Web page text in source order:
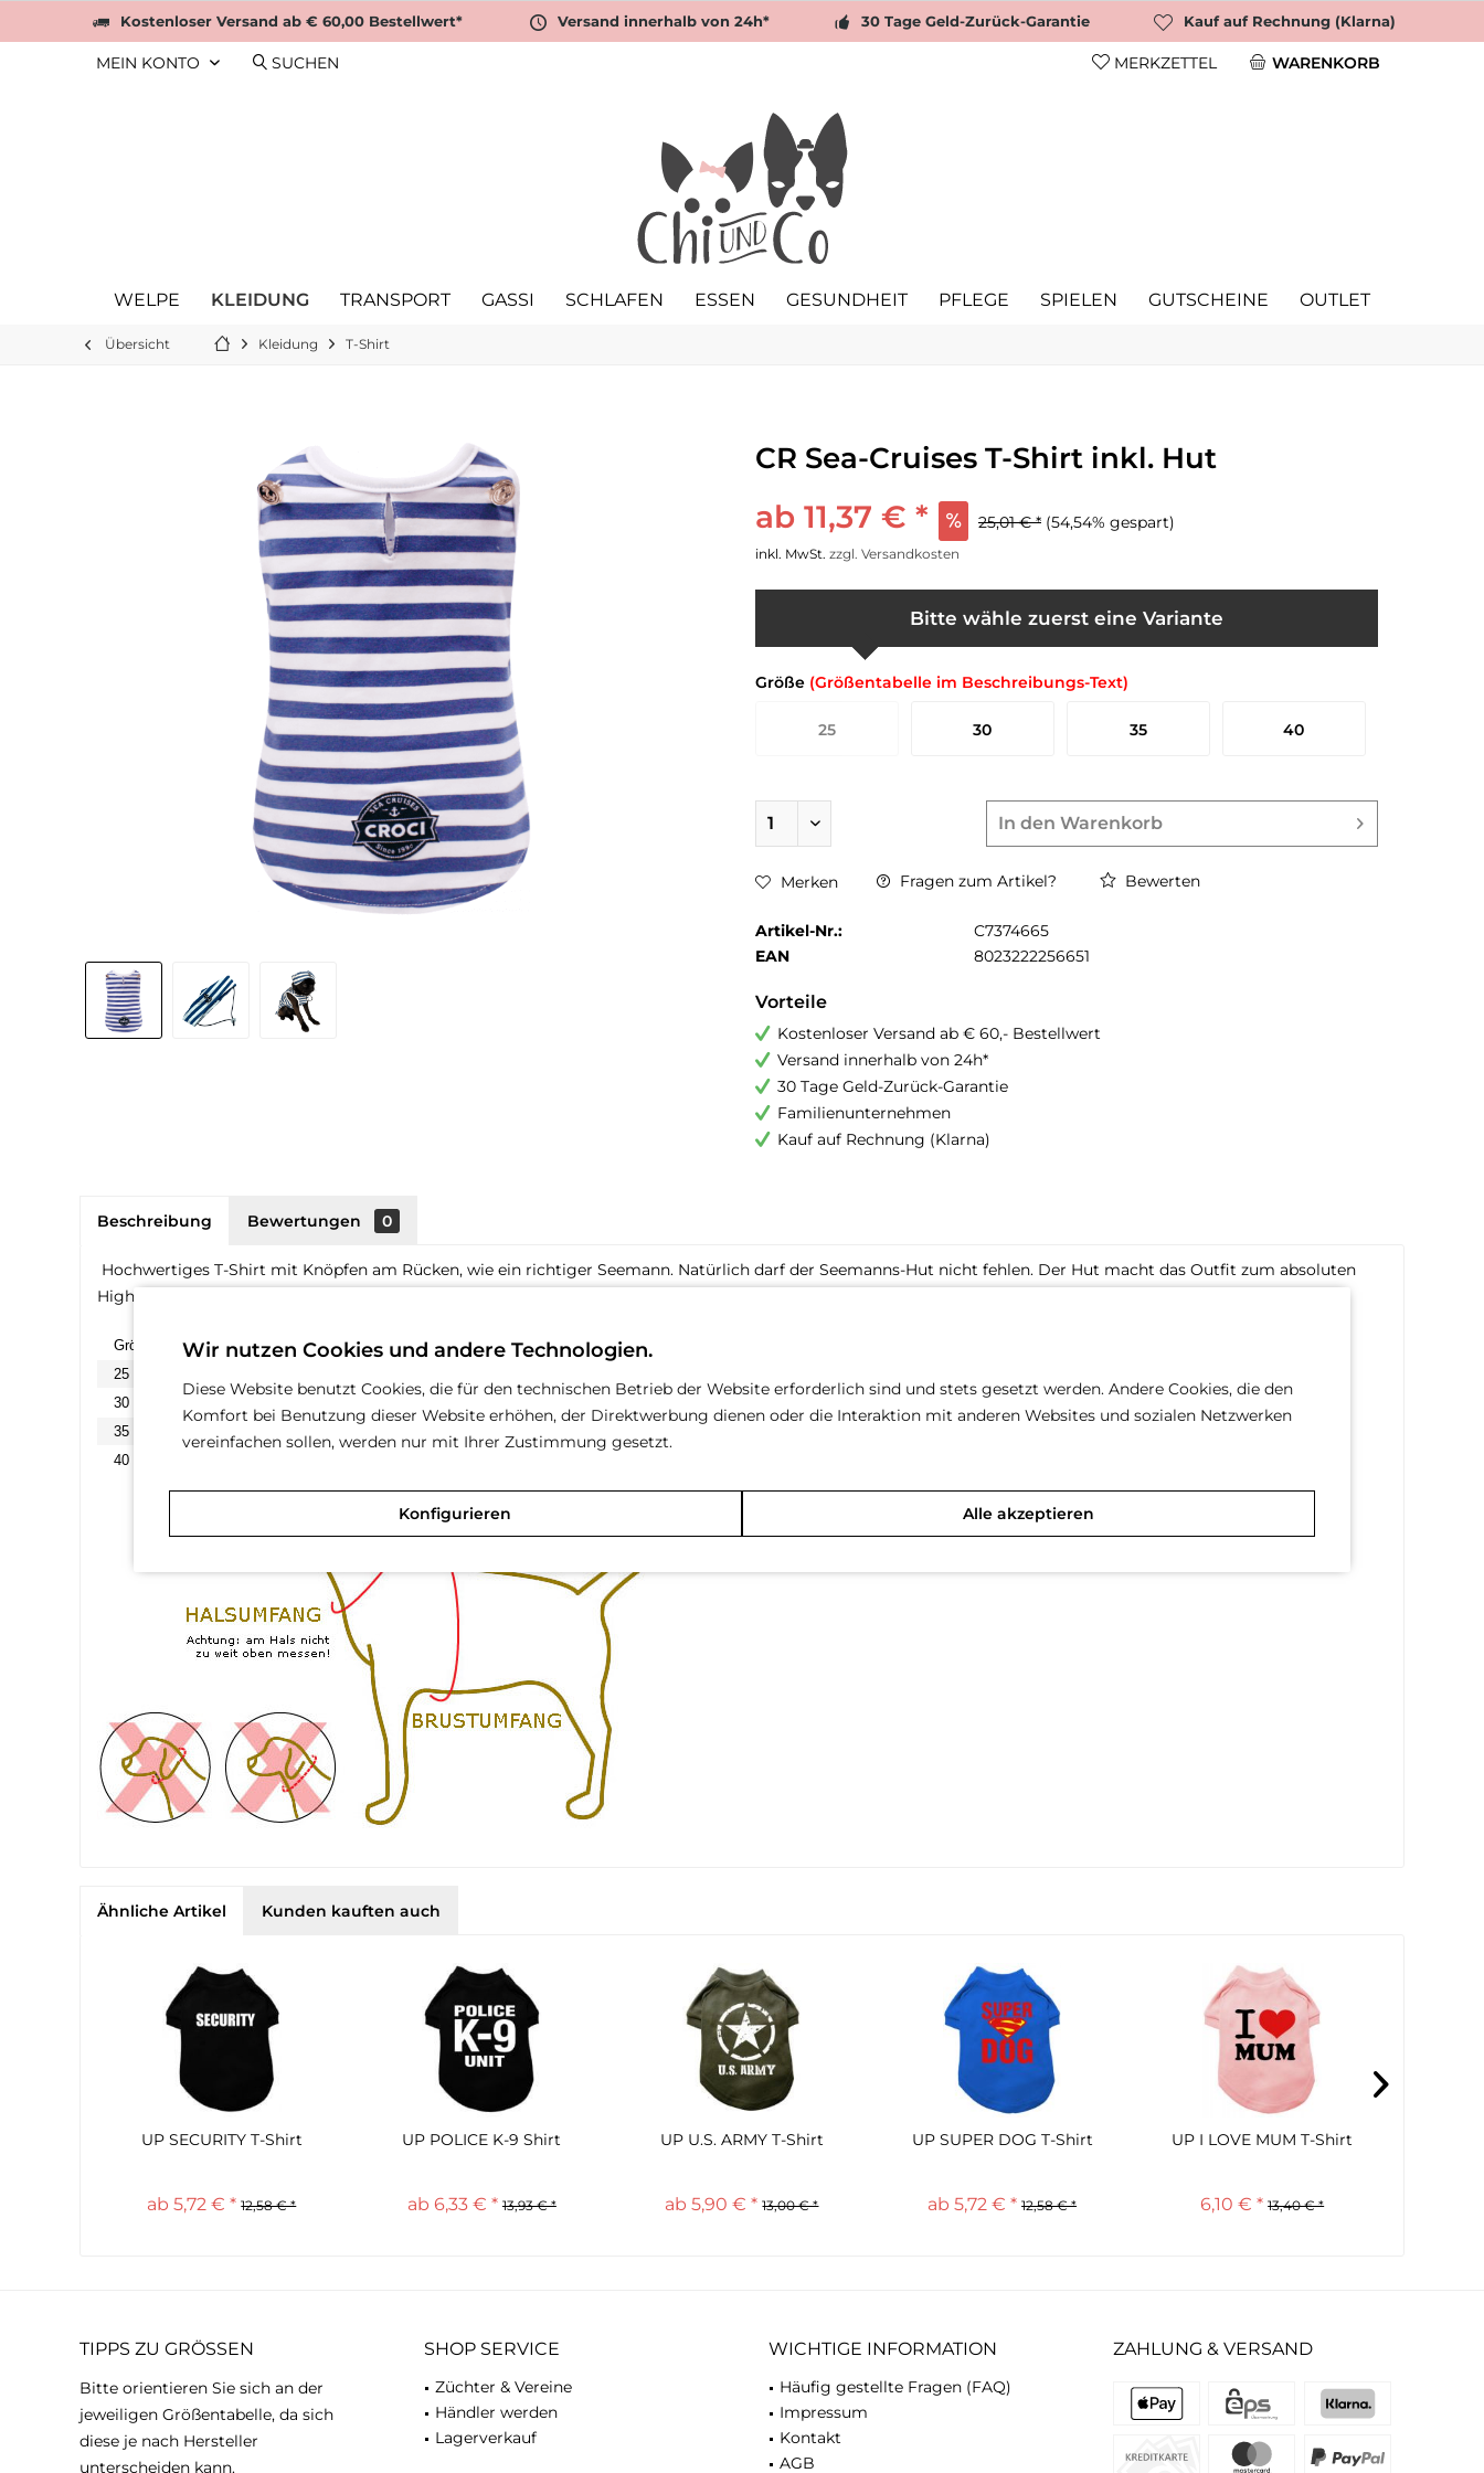
Kostenloser Versand ab € 60,00 Bestellwert* Versand innerhalb von 24h* 30 Tage Geld-Zurück-Garantie Kauf auf Rechnung (Klarna)
WARENKORB
MERKZETTEL
MEIN KONTO SUCHEN
WELPE KLEIDUNG TRANSPORT GASSI SCHLAFEN ESSEN GESUNDHEIT PFLEGE SPIELEN GUTSCHEINE OUTLET
Übersicht Kleidung T-Shirt
CR Sea-Cruises T-Shirt inkl. Hut
ab 11,37 € * 25,01 € * (54,54% gespart)
inkl. MwSt. zzgl. Versandkosten
Bitte wähle zuerst eine Variante
Größe (Größentabelle im Beschreibungs-Text)
25 30 35 40
In den Warenkorb
Merken Fragen zum Artikel? Bewerten
Artikel-Nr.:
C7374665
EAN
8023222256651
Vorteile
Kostenloser Versand ab € 60,- Bestellwert
Versand innerhalb von 24h*
30 Tage Geld-Zurück-Garantie
Familienunternehmen
Kauf auf Rechnung (Klarna)
Beschreibung Bewertungen 0
Hochwertiges T-Shirt mit Knöpfen am Rücken, wie ein richtiger Seemann. Natürlich darf der Seemanns-Hut nicht fehlen. Der Hut macht das Outfit zum absoluten
Highlight. Der Hut kann mit einem Druckknopf dem Köpfchen Ihres Hundes perfekt angepasst werden.
Größe
Rückenlänge
25
30
35
35 cm
40
Ähnliche Artikel Kunden kauften auch
UP SECURITY T-Shirt
ab 5,72 € * 12,58 € *
UP POLICE K-9 Shirt
ab 6,33 € * 13,93 € *
UP U.S. ARMY T-Shirt
ab 5,90 € * 13,00 € *
UP SUPER DOG T-Shirt
ab 5,72 € * 12,58 € *
UP I LOVE MUM T-Shirt
6,10 € * 13,40 € *
TIPPS ZU GRÖSSEN
Bitte orientieren Sie sich an der
jeweiligen Größentabelle, da sich
diese je nach Hersteller
unterscheiden kann.
SHOP SERVICE
Züchter & Vereine
Händler werden
Lagerverkauf
WICHTIGE INFORMATION
Häufig gestellte Fragen (FAQ)
Impressum
Kontakt
AGB
ZAHLUNG & VERSAND
Wir nutzen Cookies und andere Technologien.
Diese Website benutzt Cookies, die für den technischen Betrieb der Website erforderlich sind und stets gesetzt werden. Andere Cookies, die den
Komfort bei Benutzung dieser Website erhöhen, der Direktwerbung dienen oder die Interaktion mit anderen Websites und sozialen Netzwerken
vereinfachen sollen, werden nur mit Ihrer Zustimmung gesetzt.
Alle akzeptieren
Konfigurieren